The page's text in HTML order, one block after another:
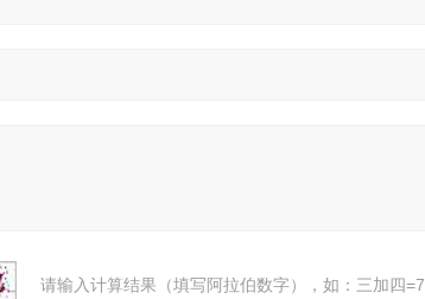
请输入计算结果（填写阿拉伯数字），如：三加四=7